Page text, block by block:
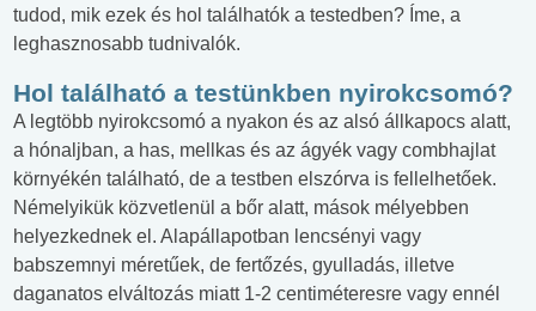
tudod, mik ezek és hol találhatók a testedben? Íme, a
leghasznosabb tudnivalók.
Hol található a testünkben nyirokcsomó?
A legtöbb nyirokcsomó a nyakon és az alsó állkapocs alatt,
a hónaljban, a has, mellkas és az ágyék vagy combhajlat
környékén található, de a testben elszórva is fellelhetőek.
Némelyikük közvetlenül a bőr alatt, mások mélyebben
helyezkednek el. Alapállapotban lencsényi vagy
babszemnyi méretűek, de fertőzés, gyulladás, illetve
daganatos elváltozás miatt 1-2 centiméteresre vagy ennél